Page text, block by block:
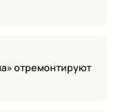
отремонтируют